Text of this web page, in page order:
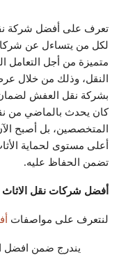
تعرف على أفضل شركة
لكل من يتساءل عن
متميزة من أجل التعامل
النقل، وذلك من خلال
بشركة نقل العفش لضمان
كان يحدث بالماضي من
المتخصصين، بل أصبح
أعلى مستوى لحماية
تضمن الحفاظ عليه.
أفضل شركات نقل الاثاث
لنتعرف على مواصفات
يندرج ضمن افضل